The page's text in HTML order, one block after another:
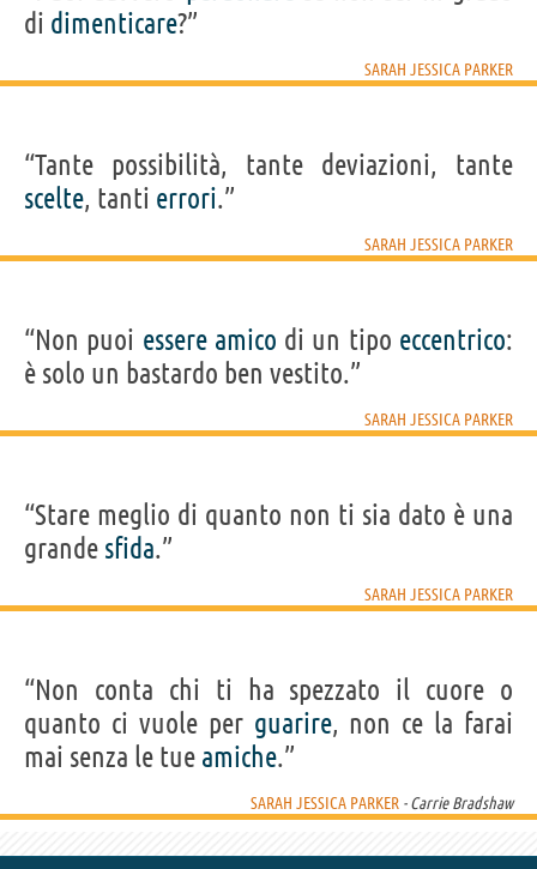
di dimenticare?”
SARAH JESSICA PARKER
“Tante possibilità, tante deviazioni, tante
scelte, tanti errori.”
SARAH JESSICA PARKER
“Non puoi essere amico di un tipo eccentrico:
è solo un bastardo ben vestito.”
SARAH JESSICA PARKER
“Stare meglio di quanto non ti sia dato è una
grande sfida.”
SARAH JESSICA PARKER
“Non conta chi ti ha spezzato il cuore o
quanto ci vuole per guarire, non ce la farai
mai senza le tue amiche.”
SARAH JESSICA PARKER - Carrie Bradshaw